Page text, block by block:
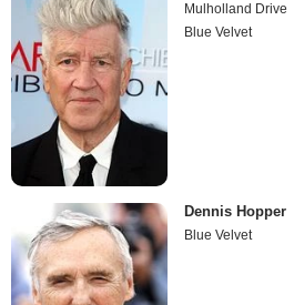
Mulholland Drive
Blue Velvet
Dennis Hopper
Blue Velvet